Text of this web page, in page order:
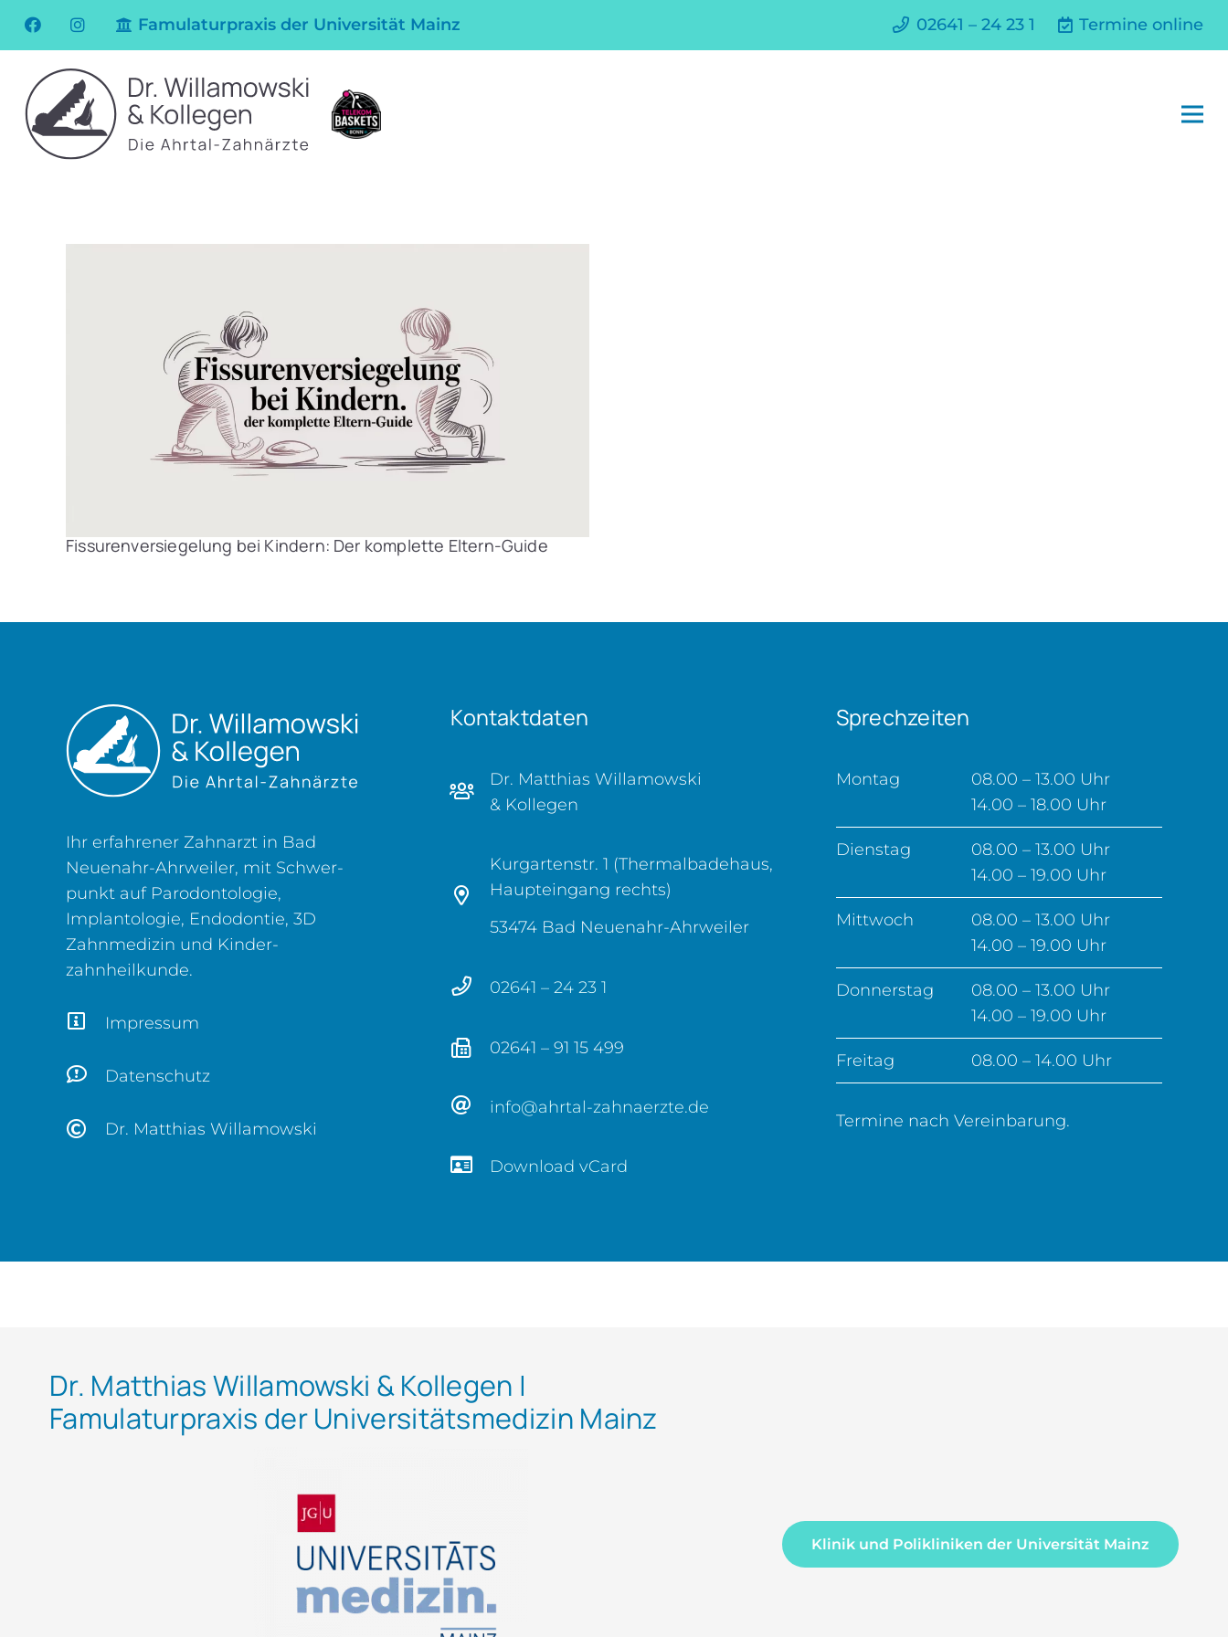
Famulaturpraxis der Universität Mainz 02641 – 24 23 1 Termine online
Fissurenversiegelung bei Kindern: Der komplette Eltern-Guide
Ihr erfahrener Zahnarzt in Bad
Neuenahr-Ahrweiler, mit Schwer­
punkt auf Parodontologie,
Implantologie, Endodontie, 3D
Zahn­medizin und Kinder­
zahnheilkunde.
Impressum
Datenschutz
Dr. Matthias Willamowski
Kontaktdaten
Dr. Matthias Willamowski
& Kollegen
Kurgartenstr. 1 (Thermalbadehaus,
Haupteingang rechts)
53474 Bad Neuenahr-Ahrweiler
02641 – 24 23 1
02641 – 91 15 499
info@ahrtal-zahnaerzte.de
Download vCard
Sprechzeiten
Montag
08.00 – 13.00 Uhr
14.00 – 18.00 Uhr
Dienstag
08.00 – 13.00 Uhr
14.00 – 19.00 Uhr
Mittwoch
08.00 – 13.00 Uhr
14.00 – 19.00 Uhr
Donnerstag
08.00 – 13.00 Uhr
14.00 – 19.00 Uhr
Freitag 08.00 – 14.00 Uhr
Termine nach Vereinbarung.
Dr. Matthias Willamowski & Kollegen |
Famulaturpraxis der Universitätsmedizin Mainz
Klinik und Polikliniken der Universität Mainz